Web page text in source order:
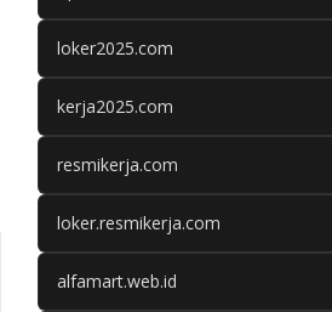
loker2025.com
kerja2025.com
resmikerja.com
loker.resmikerja.com
alfamart.web.id